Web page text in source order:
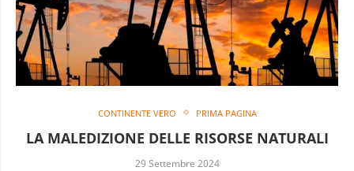
CONTINENTE VERO PRIMA PAGINA
LA MALEDIZIONE DELLE RISORSE NATURALI
29 Settembre 2024